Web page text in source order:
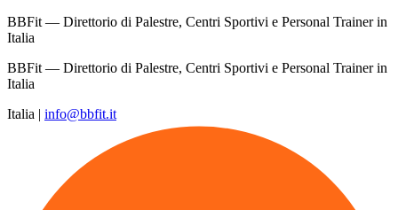
BBFit — Direttorio di Palestre, Centri Sportivi e Personal Trainer in
Italia
BBFit — Direttorio di Palestre, Centri Sportivi e Personal Trainer in
Italia
Italia | info@bbfit.it